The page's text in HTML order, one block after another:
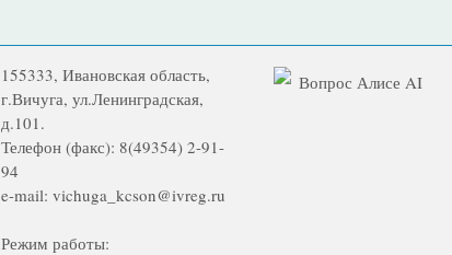
155333, Ивановская область,
г.Вичуга, ул.Ленинградская,
д.101.
Телефон (факс): 8(49354) 2-91-
94
e-mail: vichuga_kcson@ivreg.ru
Режим работы:
Вопрос Алисе AI